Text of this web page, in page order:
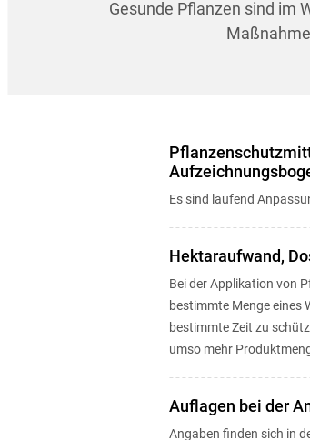
Gesunde Pflanzen sind im
Es sind laufend
Hektaraufwand,
Bei der Applikation von
bestimmte Menge eines
bestimmte Zeit zu
umso mehr
Auflagen bei der
Angaben finden sich in